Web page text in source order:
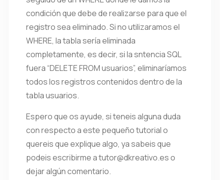
condición que debe de realizarse para que el
registro sea eliminado. Si no utilizaramos el
WHERE, la tabla sería eliminada
completamente, es decir, si la sntencia SQL
fuera “DELETE FROM usuarios”, eliminaríamos
todos los registros contenidos dentro de la
tabla usuarios.
Espero que os ayude, si teneis alguna duda
con respecto a este pequeño tutorial o
quereis que explique algo, ya sabeis que
podeis escribirme a tutor@dkreativo.es o
dejar algún comentario.